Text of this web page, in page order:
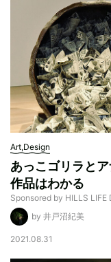
Art,Design
あっこゴリラと
作品はわかる
Sponsored by HILLS LIFE
by 井戸沼紀美
2021.08.31